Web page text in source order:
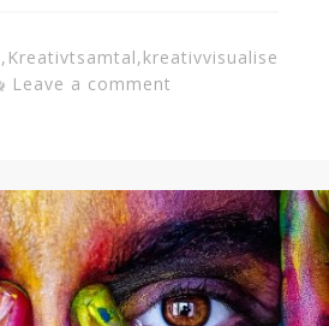
, Kreativtsamtal,kreativvisualise
Leave a comment